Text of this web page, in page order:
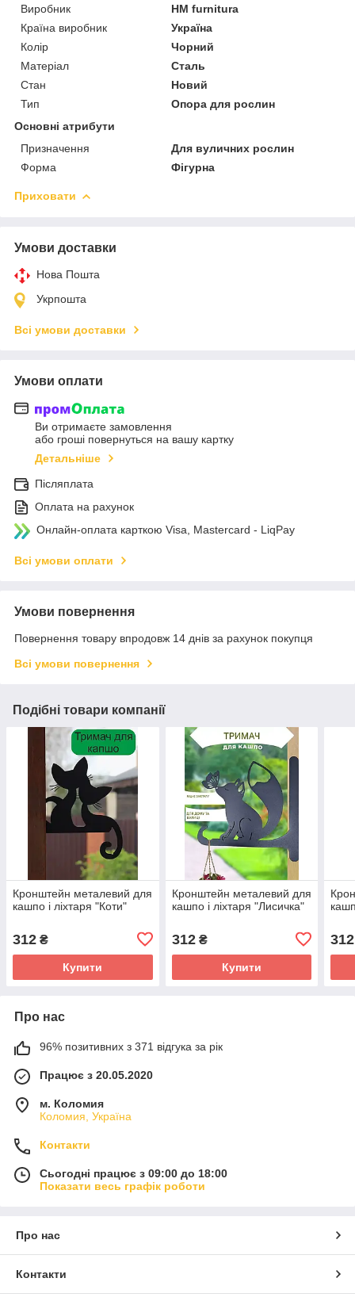
Виробник
HM furnitura
Країна виробник
Україна
Колір
Чорний
Матеріал
Сталь
Стан
Новий
Тип
Опора для рослин
Основні атрибути
Призначення
Для вуличних рослин
Форма
Фігурна
Приховати
Умови доставки
Нова Пошта
Укрпошта
Всі умови доставки
Умови оплати
Ви отримаєте замовлення
або гроші повернуться на вашу картку
Детальніше
Післяплата
Оплата на рахунок
Онлайн-оплата карткою Visa, Mastercard - LiqPay
Всі умови оплати
Умови повернення
Повернення товару впродовж 14 днів за рахунок покупця
Всі умови повернення
Подібні товари компанії
Кронштейн металевий для
кашпо і ліхтаря "Коти"
312 ₴
Купити
Кронштейн металевий для
кашпо і ліхтаря "Лисичка"
312₴
Купити
312
Про нас
96% позитивних з 371 відгука за рік
Працює з 20.05.2020
м. Коломия
Коломия, Україна
Контакти
Сьогодні працює з 09:00 до 18:00
Показати весь графік роботи
Про нас
Контакти